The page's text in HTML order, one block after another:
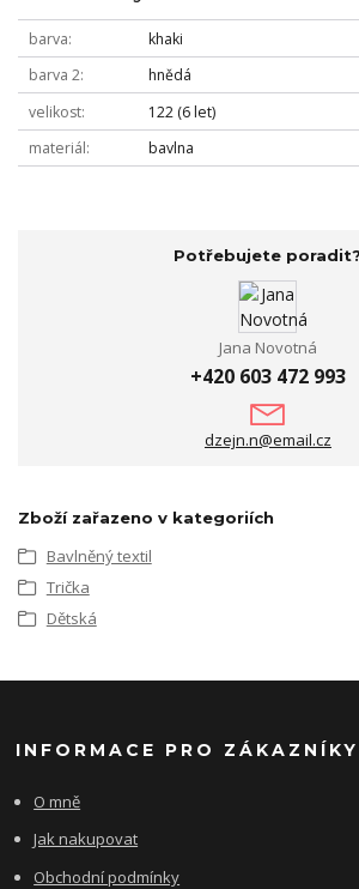
barva
khaki
barva 2
hnědá
velikost
122 (6 let)
materiál
bavlna
Potřebujete poradit?
Jana Novotná
+420 603 472 993
dzejn.n@email.cz
Zboží zařazeno v kategoriích
Bavlněný textil
Trička
Dětská
INFORMACE PRO ZÁKAZNÍKY
O mně
Jak nakupovat
Obchodní podmínky